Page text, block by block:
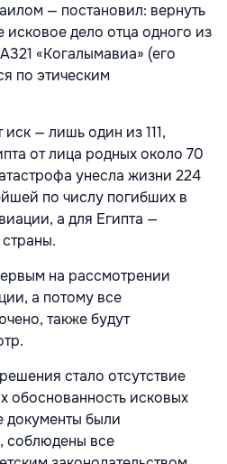
— постановил: вернуть
дело отца одного из
«Когалымавиа» (его
по этическим
иск — лишь один из 111,
от лица родных около 70
унесла жизни 224
по числу погибших в
а для Египта —
на рассмотрении
а потому все
также будут
стало отсутствие
обоснованность исковых
документы были
соблюдены все